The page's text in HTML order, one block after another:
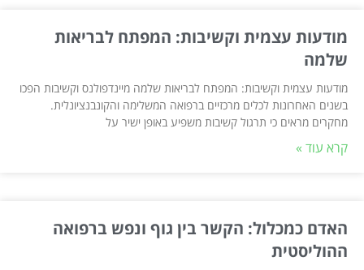
מודעות עצמית וקשיבות: המפתח לבריאות
שלמה
מודעות עצמית וקשיבות: המפתח לבריאות שלמה מיינדפולנס וקשיבות הפכו
בשנים האחרונות לכלים מרכזיים ברפואה המשלימה והקונבנציונלית.
מחקרים מראים כי תרגול קשיבות משפיע באופן ישיר על
קרא עוד »
האדם כמכלול: הקשר בין גוף ונפש ברפואה
ההוליסטית